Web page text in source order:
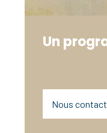
Un
Nous